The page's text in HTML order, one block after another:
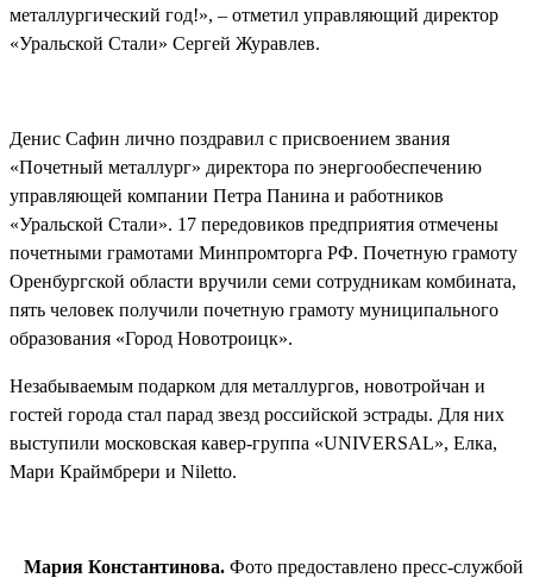
металлургический год!», – отметил управляющий директор
«Уральской Стали» Сергей Журавлев.
Денис Сафин лично поздравил с присвоением звания
«Почетный металлург» директора по энергообеспечению
управляющей компании Петра Панина и работников
«Уральской Стали». 17 передовиков предприятия отмечены
почетными грамотами Минпромторга РФ. Почетную грамоту
Оренбургской области вручили семи сотрудникам комбината,
пять человек получили почетную грамоту муниципального
образования «Город Новотроицк».
Незабываемым подарком для металлургов, новотройчан и
гостей города стал парад звезд российской эстрады. Для них
выступили московская кавер-группа «UNIVERSAL», Елка,
Мари Краймбрери и Niletto.
Мария Константинова. Фото предоставлено пресс-службой